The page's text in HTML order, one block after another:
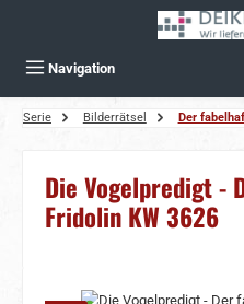
Navigation
Serie Bilderrätsel Der
Die Vogelpredigt -
Fridolin KW 3626
Bildergalerie überspringen